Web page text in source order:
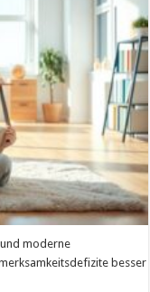
moderne
besser